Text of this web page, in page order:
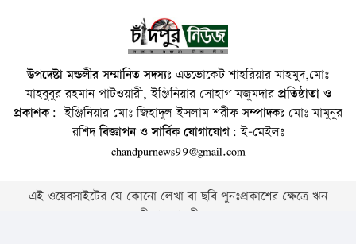
উপদেষ্টা মন্ডলীর সম্মানিত সদস্যঃ এডভোকেট শাহরিয়ার মাহমুদ,মোঃ
মাহবুবুর রহমান পাটওয়ারী, ইঞ্জিনিয়ার সোহাগ মজুমদারপ্রতিষ্ঠাতা ও
প্রকাশক: ইঞ্জিনিয়ার মোঃ জিহাদুল ইসলাম শরীফসম্পাদকঃ মোঃ মামুনুর
রশিদবিজ্ঞাপন ও সার্বিক যোগাযোগ: ই-মেইলঃ
chandpurnews99@gmail.com
এই ওয়েবসাইটের যে কোনো লেখা বা ছবি পুনঃপ্রকাশের ক্ষেত্রে ঋন
স্বীকার বাঞ্চনীয় ।